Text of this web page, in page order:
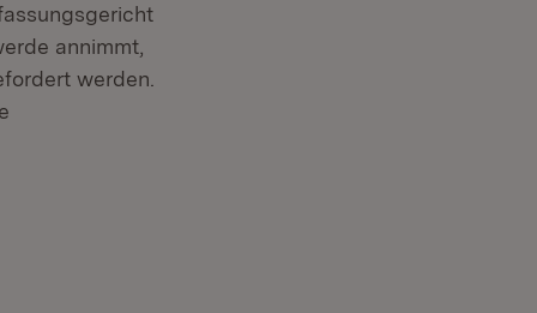
annimmt,
werden.